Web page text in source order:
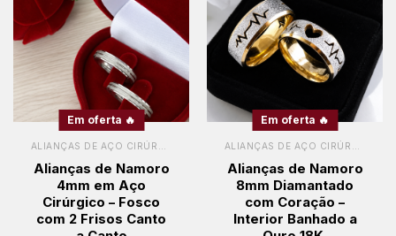
Em oferta 🔥
Alianças de Namoro
4mm em Aço
Cirúrgico – Fosco
com 2 Frisos Canto
Em oferta 🔥
Alianças de Namoro
8mm Diamantado
com Coração –
Interior Banhado a